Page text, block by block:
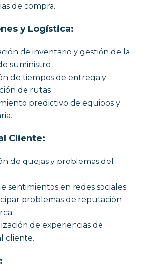
de compra.
y Logística:
de inventario y gestión de la
suministro.
de tiempos de entrega y
de rutas.
predictivo de equipos y
Cliente:
de quejas y problemas del
sentimientos en redes sociales
problemas de reputación
de experiencias de
cliente.